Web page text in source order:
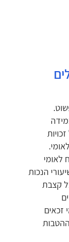
לאומי
הנכות
קצבת
זכאים